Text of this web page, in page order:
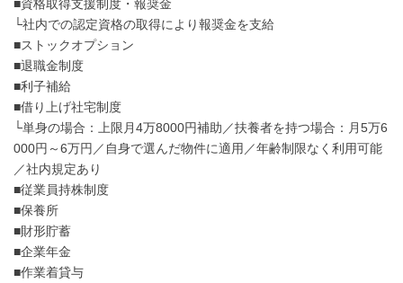
■資格取得支援制度・報奨金
└社内での認定資格の取得により報奨金を支給
■ストックオプション
■退職金制度
■利子補給
■借り上げ社宅制度
└単身の場合：上限月4万8000円補助／扶養者を持つ場合：月5万6
000円～6万円／自身で選んだ物件に適用／年齢制限なく利用可能
／社内規定あり
■従業員持株制度
■保養所
■財形貯蓄
■企業年金
■作業着貸与